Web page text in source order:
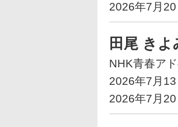
2026年7月
田尾 きよ
NHK青春ア
2026年7月
2026年7月